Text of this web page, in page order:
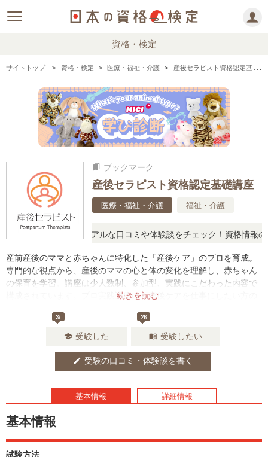
資格・検定
サイトトップ 資格・検定 医療・福祉・介護 産後セラピスト資格認定基礎講座の情報まとめ
bookmarks ブックマーク
産後セラピスト資格認定基礎講座
医療・福祉・介護 福祉・介護
問に思ったら、リアルな口コミや体験談をチェック！資格情報の下
...続きを読む
産前産後のママと赤ちゃんに特化した「産後ケア」のプロを育成。
専門的な視点から、産後のママの心と体の変化を理解し、赤ちゃん
の保育を学習。講座は少人数制、参加型、実践にこだわった内容で
構成されています。プロ実践講座は、産後ケアを仕事にしたい方の
事に役立つスキルを学びます。あなたの子育て経験が役に立ちま
37
school 受験した
26
menu_book 受験したい
edit 受験の口コミ・体験談を書く
基本情報 詳細情報
基本情報
試験方法